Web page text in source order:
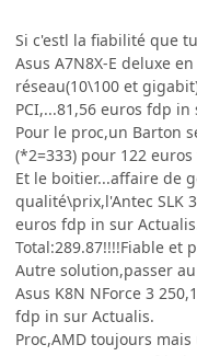
Si c'estl la fiabilité que
Asus A7N8X-E deluxe
réseau(10\100 et
PCI,...81,56 euros fdp in
Pour le proc,un Barton
(*2=333) pour 122
Et le boitier...affaire de
qualité\prix,l'Antec SLK
euros fdp in sur
Total:289.87!!!!Fiable et
Autre solution,passer
Asus K8N NForce 3
fdp in sur Actualis.
Proc,AMD toujours mais